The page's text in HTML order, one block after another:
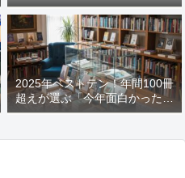
【2026年更新】
2025年ベストテン！年間100冊
超えが選ぶ「今年面白かった本
10選」！